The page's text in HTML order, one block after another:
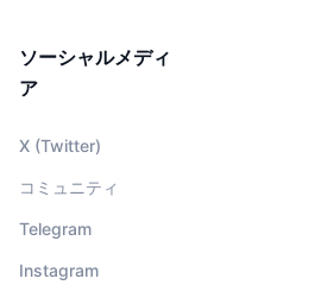
ソーシャルメディ
ア
X (Twitter)
コミュニティ
Telegram
Instagram